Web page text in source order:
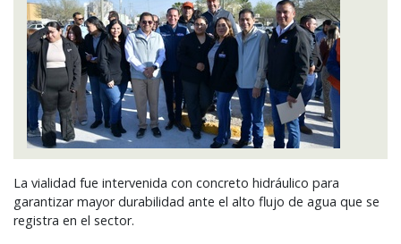
La vialidad fue intervenida con concreto hidráulico para
garantizar mayor durabilidad ante el alto flujo de agua que se
registra en el sector.